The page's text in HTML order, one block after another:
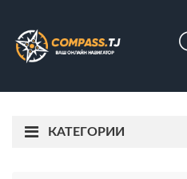
КАТЕГОРИИ